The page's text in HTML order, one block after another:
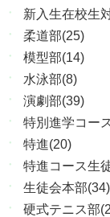
新入生在校生
柔道部(25)
模型部(14)
水泳部(8)
演劇部(39)
特別進学コー
特進(20)
特進コース生
生徒会本部(34)
硬式テニス部